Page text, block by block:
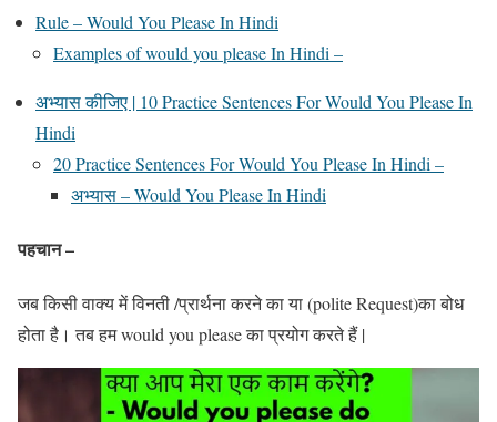
Rule – Would You Please In Hindi
Examples of would you please In Hindi –
अभ्यास कीजिए | 10 Practice Sentences For Would You Please In
Hindi
20 Practice Sentences For Would You Please In Hindi –
अभ्यास – Would You Please In Hindi
पहचान –
जब किसी वाक्य में विनती /प्रार्थना करने का या (polite Request)का बोध
होता है। तब हम would you please का प्रयोग करते हैं |